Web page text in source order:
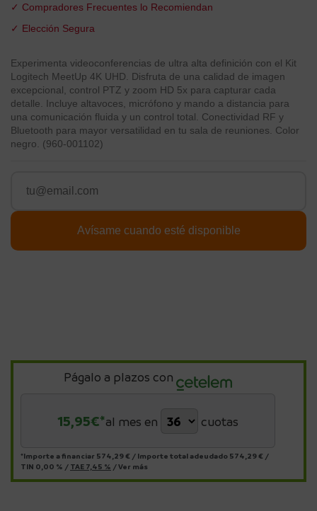
✓ Compradores Frecuentes lo Recomiendan
✓ Elección Segura
Experimenta videoconferencias de ultra alta definición con el Kit
Logitech MeetUp 4K UHD. Disfruta de una calidad de imagen
excepcional, control PTZ y zoom HD 5x para capturar cada
detalle. Incluye altavoces, micrófono y mando a distancia para
una comunicación fluida y un control total. Conectividad RF y
Bluetooth para mayor versatilidad en tu sala de reuniones. Color
negro. (960-001102)
Págalo a plazos con
15,95€*al mes en cuotas
*Importe a financiar 574,29 € / Importe total adeudado 574,29 € /
TIN 0,00 % / TAE 7,45 % /Ver más